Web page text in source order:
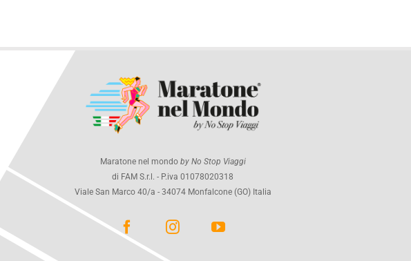
Maratone nel mondo by No Stop Viaggi
di FAM S.r.l. - P.iva 01078020318
Viale San Marco 40/a - 34074 Monfalcone (GO) Italia